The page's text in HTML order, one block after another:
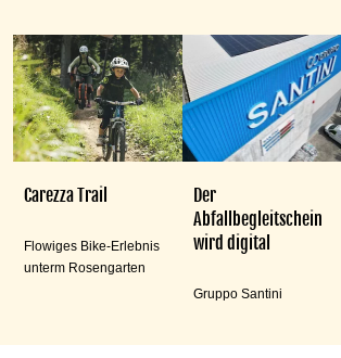
Carezza Trail
Flowiges Bike-Erlebnis
unterm Rosengarten
Der
Abfallbegleitschein
wird digital
Gruppo Santini